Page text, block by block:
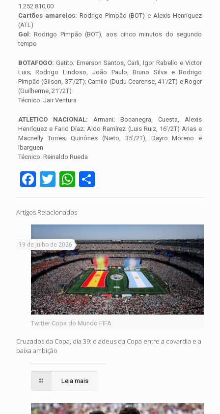
1.252.810,00
Cartões amarelos: Rodrigo Pimpão (BOT) e Alexis Henríquez
(ATL)
Gol: Rodrigo Pimpão (BOT), aos cinco minutos do segundo
tempo
BOTAFOGO: Gatito; Emerson Santos, Carli, Igor Rabello e Victor
Luis; Rodrigo Lindoso, João Paulo, Bruno Silva e Rodrigo
Pimpão (Gilson, 37’/2T); Camilo (Dudu Cearense, 41’/2T) e Roger
(Guilherme, 21’/2T)
Técnico: Jair Ventura
ATLETICO NACIONAL: Armani; Bocanegra, Cuesta, Alexis
Henríquez e Farid Díaz; Aldo Ramírez (Luis Ruiz, 16’/2T) Arias e
Macnelly Torres; Quinónes (Nieto, 35’/2T), Dayro Moreno e
Ibarguen
Técnico: Reinaldo Rueda
Facebook
TwitterWhatsApp
Share
Artigos Relacionados
Twitter Copa do Mundo FIFA
19 de julho de 2026
Cruzados da Copa, dia 39: o adeus da Copa entre a covardia e a
baixa ambição
Leia mais